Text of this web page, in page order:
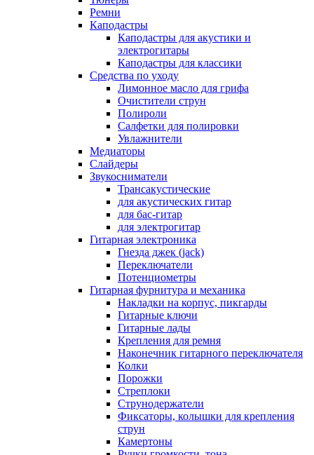
Ремни
Каподастры
Каподастры для акустики и
электрогитары
Каподастры для классики
Средства по уходу
Лимонное масло для грифа
Очистители струн
Полироли
Салфетки для полировки
Увлажнители
Медиаторы
Слайдеры
Звукосниматели
Трансакустические
для акустических гитар
для бас-гитар
для электрогитар
Гитарная электроника
Гнезда джек (jack)
Переключатели
Потенциометры
Гитарная фурнитура и механика
Накладки на корпус, пикгарды
Гитарные ключи
Гитарные лады
Крепления для ремня
Наконечник гитарного переключателя
Колки
Порожки
Стреплоки
Струнодержатели
Фиксаторы, колышки для крепления
струн
Камертоны